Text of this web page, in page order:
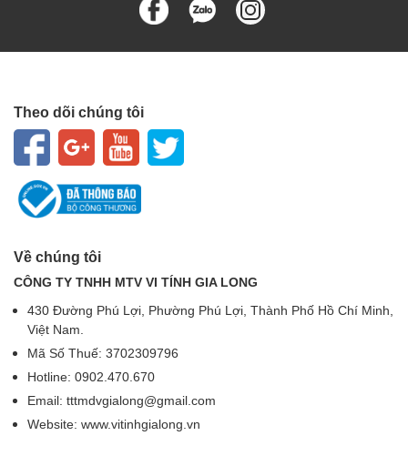
Theo dõi chúng tôi
Về chúng tôi
CÔNG TY TNHH MTV VI TÍNH GIA LONG
430 Đường Phú Lợi, Phường Phú Lợi, Thành Phố Hồ Chí Minh,
Việt Nam.
Mã Số Thuế: 3702309796
Hotline: 0902.470.670
Email: tttmdvgialong@gmail.com
Website: www.vitinhgialong.vn